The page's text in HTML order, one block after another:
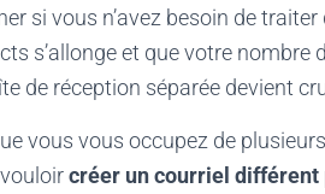
si vous n’avez besoin de
s’allonge et que votre nombre
de réception séparée devient
vous vous occupez de
créer un courriel différent